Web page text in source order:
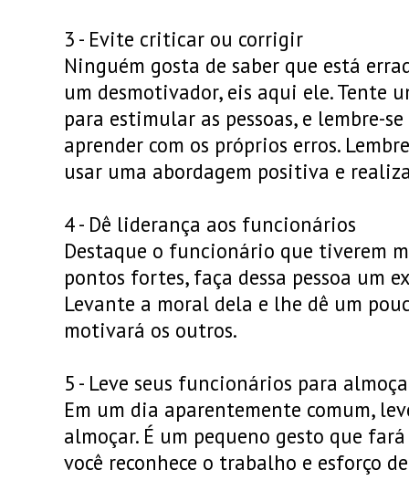
3 - Evite criticar ou corrigir
Ninguém gosta de saber que está
um desmotivador, eis aqui ele. Tente
para estimular as pessoas, e lembre-
aprender com os próprios erros.
usar uma abordagem positiva e
4 - Dê liderança aos funcionários
Destaque o funcionário que tiverem
pontos fortes, faça dessa pessoa um
Levante a moral dela e lhe dê um
motivará os outros.
5 - Leve seus funcionários para
Em um dia aparentemente comum,
almoçar. É um pequeno gesto que
você reconhece o trabalho e esforço